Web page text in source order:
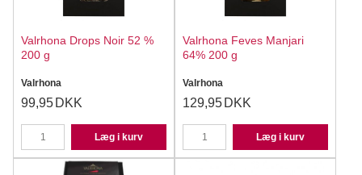
Valrhona Drops Noir 52 %
200 g
Valrhona
99,95 DKK
Læg i kurv
Valrhona Feves Manjari
64% 200 g
Valrhona
129,95 DKK
Læg i kurv